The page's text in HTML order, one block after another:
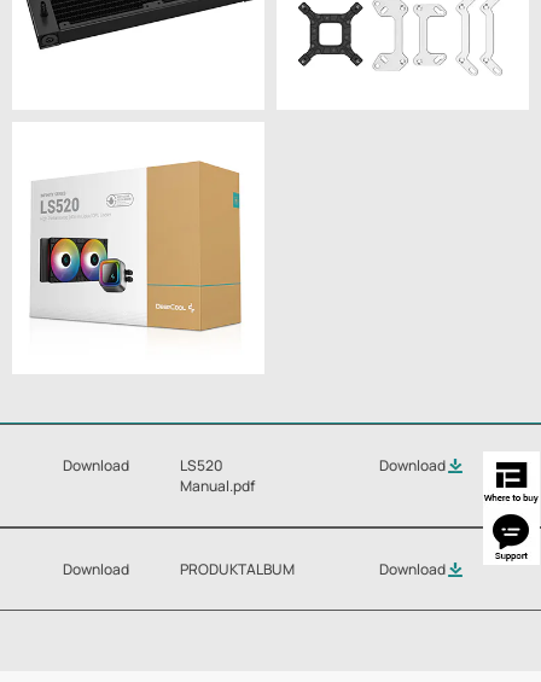
Download
LS520
Manual.pdf
Download
Download PRODUKTALBUM Download